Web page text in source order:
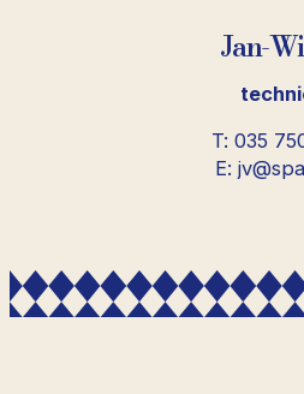
Jan-
T: 035
E: